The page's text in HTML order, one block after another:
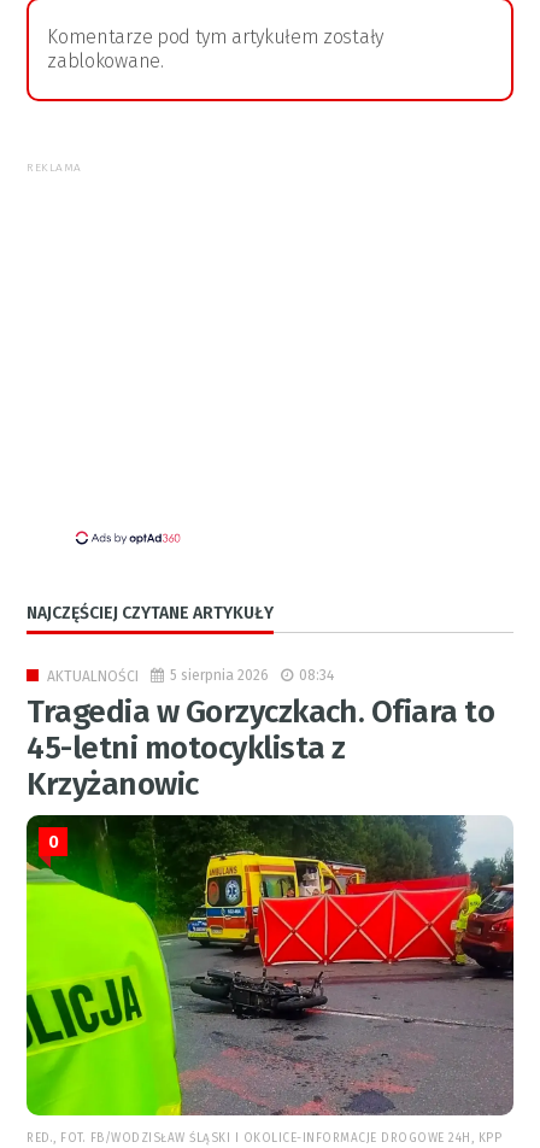
Komentarze pod tym artykułem zostały
zablokowane.
REKLAMA
NAJCZĘŚCIEJ CZYTANE ARTYKUŁY
AKTUALNOŚCI 5 sierpnia 2026 08:34
Tragedia w Gorzyczkach. Ofiara to
45-letni motocyklista z
Krzyżanowic
0
RED., FOT. FB/WODZISŁAW ŚLĄSKI I OKOLICE-INFORMACJE DROGOWE 24H, KPP